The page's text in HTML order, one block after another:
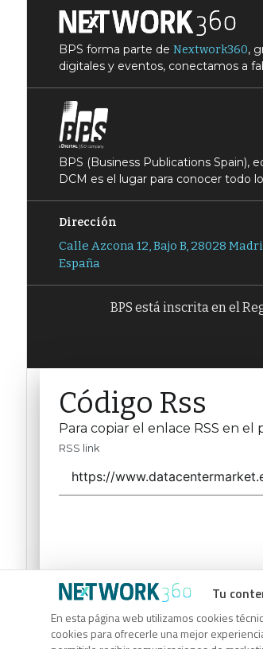
Tu
En esta página web utilizamos cookies
cookies para ofrecerle una mejor
BPS forma parte de Nextwork360,
digitales y eventos, conectamos a
BPS (Business Publications Spain),
DCM es el lugar para conocer todo
Dirección
Calle Azcona 12, Bajo B, 28028
España
BPS está inscrita en el
Código Rss
Para copiar el enlace RSS en
RSS link
Código Rss
Para copiar el enlace RSS en